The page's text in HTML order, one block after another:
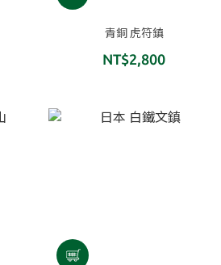
青銅 虎符鎮
NT$2,800